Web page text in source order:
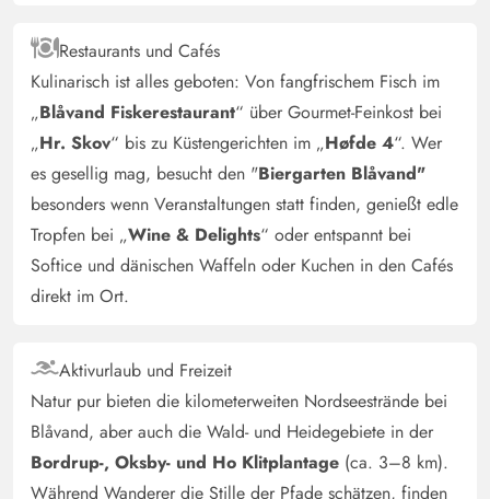
traumhaft. Mit etwas Mühe lässt sich der relativ flache
Strandzugang auch mit Rollator bewältigen. Besser
geht's nicht. Die Terrasse ist mit stabilen Gartenmöbeln
und Grill ausgestattet, eine Umfriedung schützt vor
neugierigen Blicken.
Gast
Deutschland
4.5 von 5
4.5 von 5
4.5 out of 5
05/05/2025
Wunderschön und ruhig gelegenes Ferienhaus, das allen
hören. Die Einrichtung ist hochwertig und sehr gepflegt.
Ideal für eine entspannte Auszeit und Seele baumeln
lassen. Es standen zu viele Deko-Elemente herum. Das
Haus war für unseren Geschmack zu vollgestellt.
Restaurants und Cafés
Kulinarisch ist alles geboten: Von fangfrischem Fisch im
„Blåvand Fiskerestaurant“ über Gourmet-Feinkost bei
„Hr. Skov“ bis zu Küstengerichten im „Høfde 4“. Wer
es gesellig mag, besucht den "Biergarten Blåvand"
besonders wenn Veranstaltungen statt finden, genießt edle
Tropfen bei „Wine & Delights“ oder entspannt bei
Softice und dänischen Waffeln oder Kuchen in den Cafés
direkt im Ort.
Aktivurlaub und Freizeit
Natur pur bieten die kilometerweiten Nordseestrände bei
Blåvand, aber auch die Wald- und Heidegebiete in der
Bordrup-, Oksby- und Ho Klitplantage (ca. 3–8 km).
Während Wanderer die Stille der Pfade schätzen, finden